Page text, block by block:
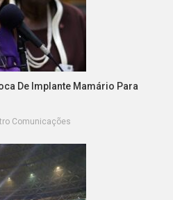
De Implante Mamário Para
Comunicações